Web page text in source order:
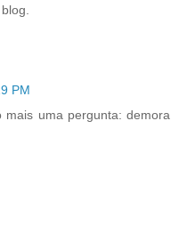
PM
mais uma pergunta: demora